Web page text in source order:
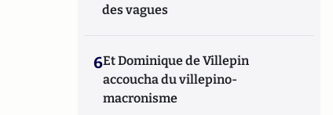
des vagues
6Et Dominique de Villepin
accoucha du villepino-
macronisme